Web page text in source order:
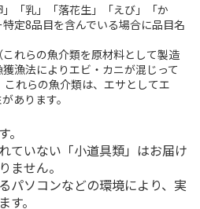
「乳」「落花生」「えび」「か
定8品目を含んでいる場合に品目名
れらの魚介類を原材料として製造
漁法によりエビ・カニが混じって
れらの魚介類は、エサとしてエ
あります。
ていない「小道具類」はお届け
ません。
パソコンなどの環境により、実
。